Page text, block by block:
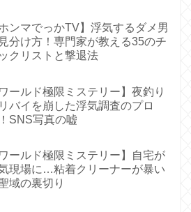
ホンマでっかTV】浮気するダメ男
分け方！専門家が教える35のチ
クリストと撃退法
ワールド極限ミステリー】夜釣り
バイを崩した浮気調査のプロ
SNS写真の嘘
ワールド極限ミステリー】自宅が
現場に…粘着クリーナーが暴い
域の裏切り